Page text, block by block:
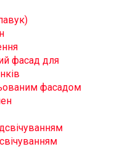
фасад для
фасадом